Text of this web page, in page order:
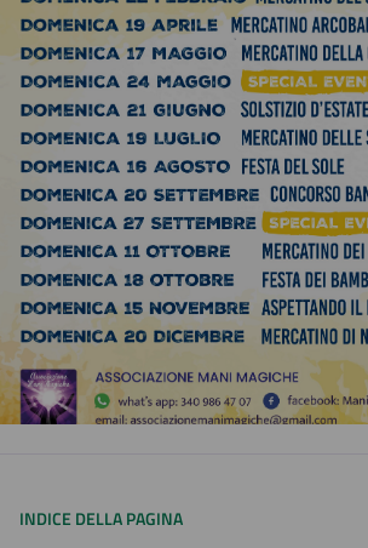
INDICE DELLA PAGINA